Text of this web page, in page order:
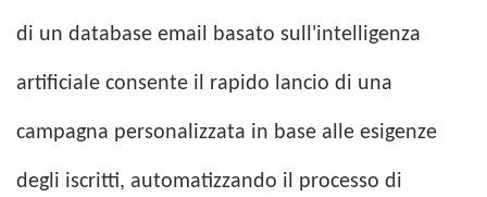
di un database email basato sull'intelligenza
artificiale consente il rapido lancio di una
campagna personalizzata in base alle esigenze
degli iscritti, automatizzando il processo di